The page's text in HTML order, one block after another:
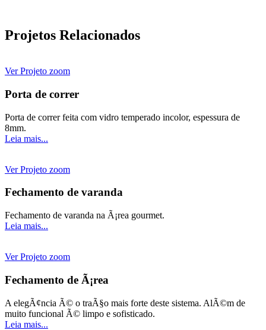
Projetos Relacionados
Ver Projeto zoom
Porta de correr
Porta de correr feita com vidro temperado incolor, espessura de
8mm.
Leia mais...
Ver Projeto zoom
Fechamento de varanda
Fechamento de varanda na Ã¡rea gourmet.
Leia mais...
Ver Projeto zoom
Fechamento de Ã¡rea
A elegÃ¢ncia Ã© o traÃ§o mais forte deste sistema. AlÃ©m de
muito funcional Ã© limpo e sofisticado.
Leia mais...